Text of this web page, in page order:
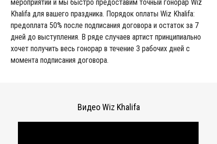
мероприятии и мы быстро предоставим точный гонорар Wiz
Khalifa для вашего праздника. Порядок оплаты Wiz Khalifa:
предоплата 50% после подписания договора и остаток за 7
дней до выступления. В ряде случаев артист принципиально
хочет получить весь гонорар в течение 3 рабочих дней с
момента подписания договора.
Видео Wiz Khalifa